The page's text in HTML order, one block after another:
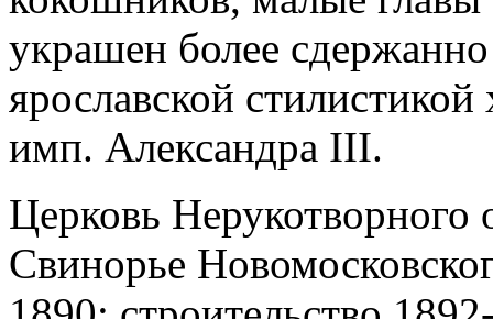
украшен более
ярославской
имп. Александра III.
Церковь Нерукотворного
Свинорье